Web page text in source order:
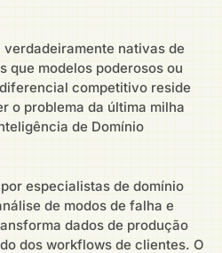
nativas de
que modelos poderosos ou
competitivo reside
o problema da última milha
de Domínio
especialistas de domínio
de modos de falha e
dados de produção
dos workflows de clientes. O